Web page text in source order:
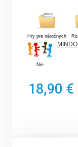
Hry pre náročných
Nie
18,90 €